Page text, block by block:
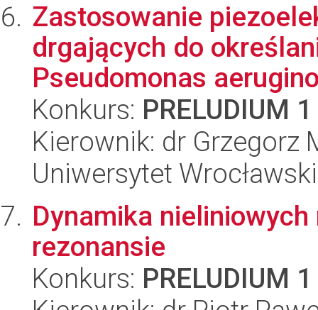
Zastosowanie
drgających do
Pseudomonas
Konkurs: PRELUDIUM 1
Kierownik: dr Grzegorz
Uniwersytet
Dynamika
rezonansie
Konkurs: PRELUDIUM 1